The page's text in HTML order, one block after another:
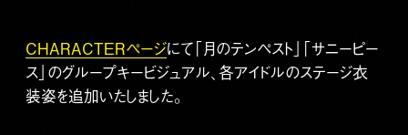
CHARACTERページにて「月のテンペスト」「サニーピー
ス」のグループキービジュアル、各アイドルのステージ衣
装姿を追加いたしました。